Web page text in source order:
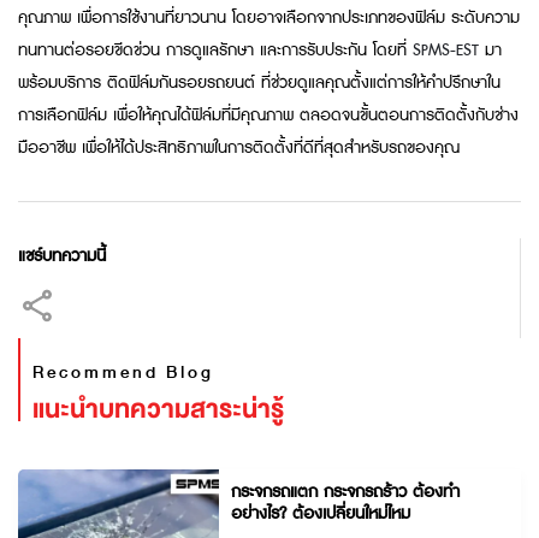
คุณภาพ เพื่อการใช้งานที่ยาวนาน โดยอาจเลือกจากประเภทของฟิล์ม ระดับความ
ทนทานต่อรอยขีดข่วน การดูแลรักษา และการรับประกัน โดยที่ SPMS-EST มา
พร้อมบริการ ติดฟิล์มกันรอยรถยนต์ ที่ช่วยดูแลคุณตั้งแต่การให้คำปรึกษาใน
การเลือกฟิล์ม เพื่อให้คุณได้ฟิล์มที่มีคุณภาพ ตลอดจนขั้นตอนการติดตั้งกับช่าง
มืออาชีพ เพื่อให้ได้ประสิทธิภาพในการติดตั้งที่ดีที่สุดสำหรับรถของคุณ
แชร์บทความนี้
Recommend Blog
แนะนำบทความสาระน่ารู้
กระจกรถแตก กระจกรถร้าว ต้องทำ
อย่างไร? ต้องเปลี่ยนใหม่ไหม